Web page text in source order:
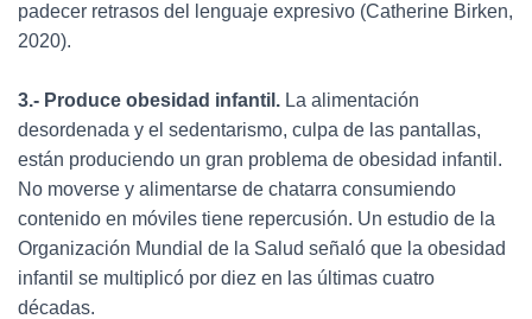
padecer retrasos del lenguaje expresivo (Catherine Birken,
2020).
3.- Produce obesidad infantil. La alimentación
desordenada y el sedentarismo, culpa de las pantallas,
están produciendo un gran problema de obesidad infantil.
No moverse y alimentarse de chatarra consumiendo
contenido en móviles tiene repercusión. Un estudio de la
Organización Mundial de la Salud señaló que la obesidad
infantil se multiplicó por diez en las últimas cuatro
décadas.